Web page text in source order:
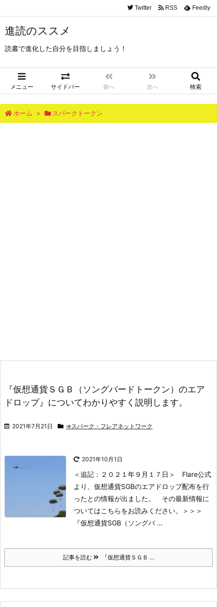
進読のススメ
読書で進化した自分を目指しましょう！
メニュー サイドバー 前へ 次へ 検索
Twitter RSS Feedly
ホーム > スパークトークン
『仮想通貨ＳＧＢ（ソングバードトークン）のエア
ドロップ』についてわかりやすく説明します。
2021年7月21日 ⇒スパーク・フレアネットワーク
2021年10月1日
＜追記：２０２１年９月１７日＞
Flare公式
より、仮想通貨SGBのエアドロップ配布を行
ったとの情報が出ました。
その最新情報に
ついてはこちらをお読みください。
＞＞＞
『仮想通貨SGB（ソングバ ...
記事を読む 『仮想通貨ＳＧＢ ...